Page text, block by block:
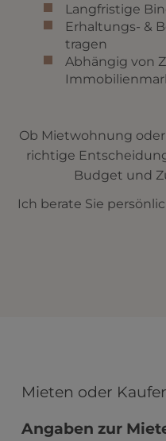
Langfristige
Erhaltungs- &
tragen
Abhängig von
Ob Mietwohnung
richtige
Budget und
Ich berate Sie